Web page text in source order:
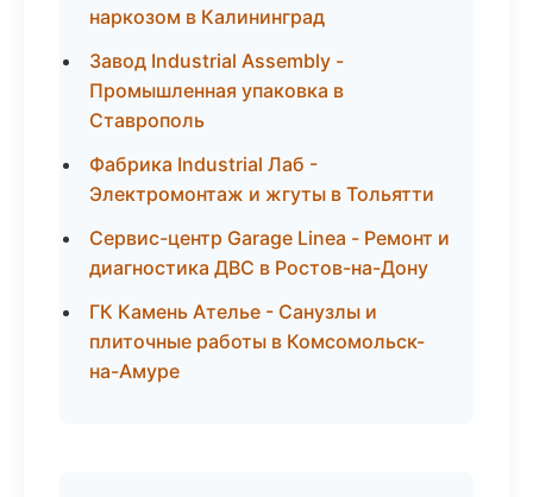
наркозом в Калининград
Завод Industrial Assembly -
Промышленная упаковка в
Ставрополь
Фабрика Industrial Лаб -
Электромонтаж и жгуты в Тольятти
Сервис-центр Garage Linea - Ремонт и
диагностика ДВС в Ростов-на-Дону
ГК Камень Ателье - Санузлы и
плиточные работы в Комсомольск-
на-Амуре